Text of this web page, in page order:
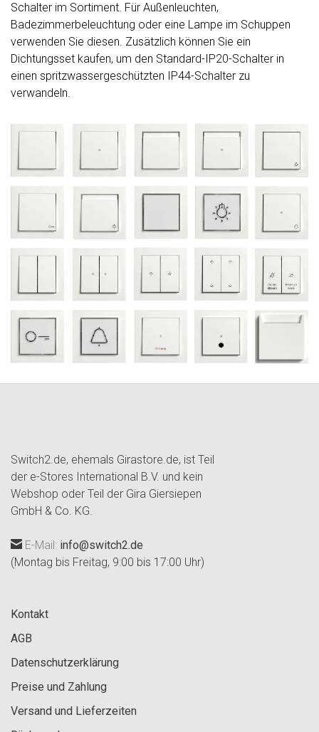
Schalter im Sortiment. Für Außenleuchten,
Badezimmerbeleuchtung oder eine Lampe im Schuppen
verwenden Sie diesen. Zusätzlich können Sie ein
Dichtungsset kaufen, um den Standard-IP20-Schalter in
einen spritzwassergeschützten IP44-Schalter zu
verwandeln.
Switch2.de, ehemals Girastore.de, ist Teil
der e-Stores International B.V. und kein
Webshop oder Teil der Gira Giersiepen
GmbH & Co. KG.
E-Mail: info@switch2.de
(Montag bis Freitag, 9:00 bis 17:00 Uhr)
Kontakt
AGB
Datenschutzerklärung
Preise und Zahlung
Versand und Lieferzeiten